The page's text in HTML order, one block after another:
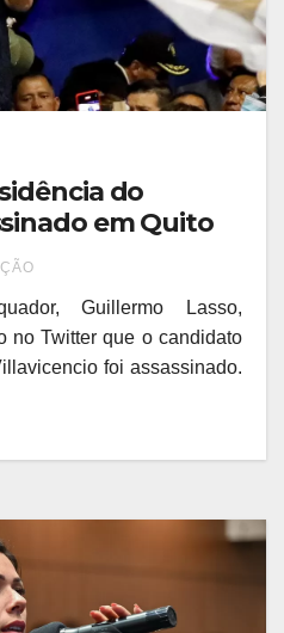
do
em Quito
Guillermo Lasso,
no Twitter que o candidato
foi assassinado.